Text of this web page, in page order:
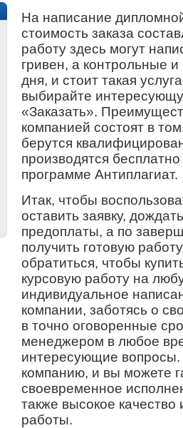
На написание
стоимость заказа
работу здесь могут
гривен, а контрольные
дня, и стоит такая
выбирайте
«Заказать».
компанией состоят в
берутся
производятся
программе Антиплагиат.
Итак, чтобы
оставить заявку,
предоплаты, а по
получить готовую
обратиться, чтобы
курсовую работу на
индивидуальное
компании, заботясь о
в точно оговоренные
менеджером в любое
интересующие
компанию, и вы можете
своевременное
также высокое
работы.